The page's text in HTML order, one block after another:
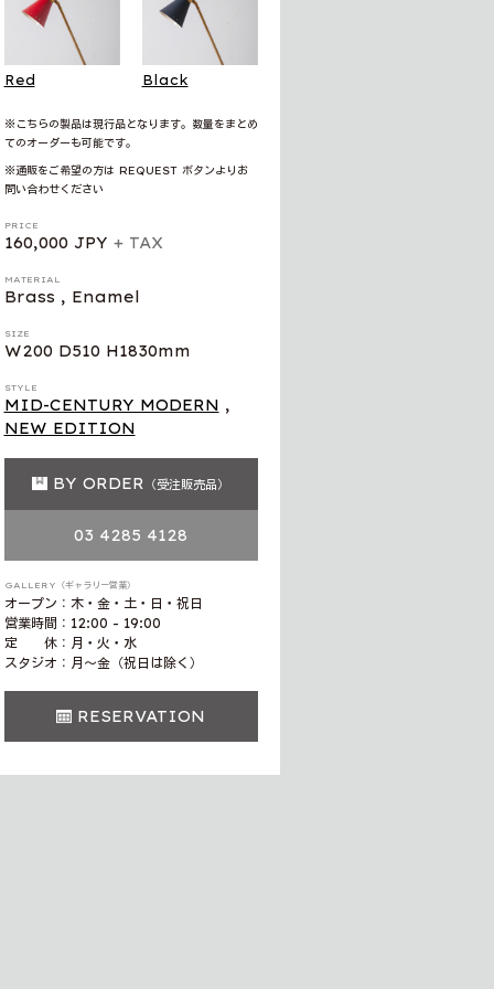
Red Black
※こちらの製品は現行品となります。数量をまとめ
てのオーダーも可能です。
※通販をご希望の方は REQUEST ボタンよりお
問い合わせください
PRICE
160,000 JPY + TAX
MATERIAL
Brass , Enamel
SIZE
W200 D510 H1830mm
STYLE
MID-CENTURY MODERN ,
NEW EDITION
BY ORDER （受注販売品）
03 4285 4128
GALLERY（ギャラリー営業）
オープン：木・金・土・日・祝日
営業時間：12:00 - 19:00
定 休：月・火・水
スタジオ：月〜金（祝日は除く）
RESERVATION